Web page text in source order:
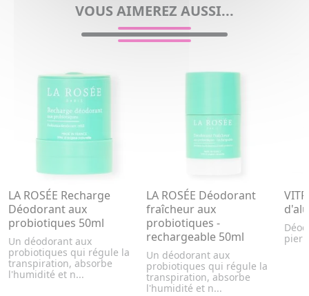
VOUS AIMEREZ AUSSI...
LA ROSÉE Recharge
Déodorant aux
probiotiques 50ml
Un déodorant aux
probiotiques qui régule la
transpiration, absorbe
l'humidité et n...
LA ROSÉE Déodorant
fraîcheur aux
probiotiques -
rechargeable 50ml
Un déodorant aux
probiotiques qui régule la
transpiration, absorbe
l'humidité et n...